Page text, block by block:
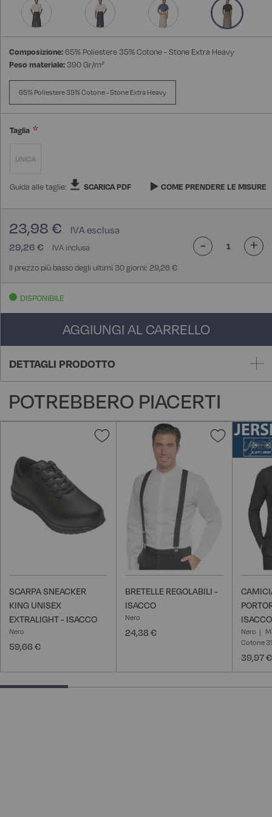
Composizione:65% Poliestere 35% Cotone - Stone Extra Heavy
Peso materiale:390 Gr/m²
65% Poliestere 35% Cotone - Stone Extra Heavy
Taglia
UNICA
Guida alle taglie: SCARICA PDF COME PRENDERE LE MISURE
29,26 €
23,98 €
Il prezzo più basso degli ultimi 30 giorni: 29,26 €
- +
DISPONIBILE
AGGIUNGI AL CARRELLO
DETTAGLI PRODOTTO
POTREBBERO PIACERTI
Aggiungi
desideri
SCARPA SNEACKER
KING UNISEX
EXTRALIGHT - ISACCO
Nero
59,66 €
Aggiungi
desideri
BRETELLE REGOLABILI -
ISACCO
Nero
24,38 €
ISACCO
Nero
Cotone
39,97 €
25% completed